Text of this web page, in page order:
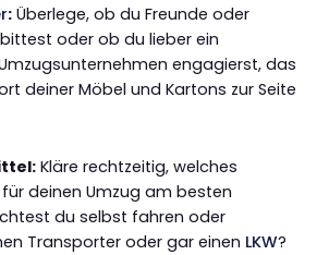
: Überlege, ob du Freunde oder
oder ob du lieber ein
engagierst, das
deiner Möbel und Kartons zur Seite
Kläre rechtzeitig, welches
deinen Umzug am besten
du selbst fahren oder
Transporter oder gar einen LKW?